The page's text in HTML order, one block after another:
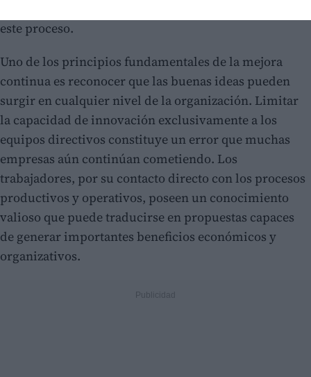
este proceso.
Uno de los principios fundamentales de la mejora
continua es reconocer que las buenas ideas pueden
surgir en cualquier nivel de la organización. Limitar
la capacidad de innovación exclusivamente a los
equipos directivos constituye un error que muchas
empresas aún continúan cometiendo. Los
trabajadores, por su contacto directo con los procesos
productivos y operativos, poseen un conocimiento
valioso que puede traducirse en propuestas capaces
de generar importantes beneficios económicos y
organizativos.